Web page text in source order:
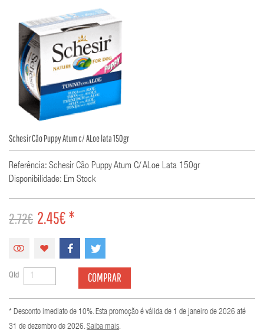
Schesir Cão Puppy Atum c/ ALoe lata 150gr
Referência: Schesir Cão Puppy Atum C/ ALoe Lata 150gr
Disponibilidade: Em Stock
2.72€ 2.45€ *
Qtd COMPRAR
* Desconto imediato de 10%. Esta promoção é válida de 1 de janeiro de 2026 até
31 de dezembro de 2026.Saiba mais.